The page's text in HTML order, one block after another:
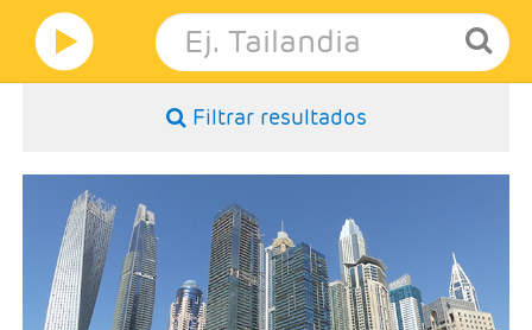
Filtrar resultados
- Salidas: Diarias
- Categoría hotelera: A elección del cliente.
- Régimen: Alojamiento y desayuno.